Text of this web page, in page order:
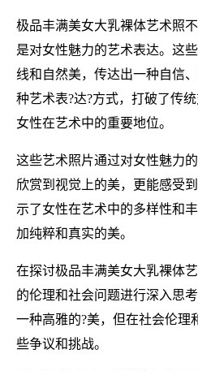
极品丰满美女大乳裸体艺术照
是对女性魅力的艺术表达。这
线和自然美，传达出一种自信
种艺术表?达?方式，打破了传
女性在艺术中的重要地位。
这些艺术照片通过对女性魅力
欣赏到视觉上的美，更能感受
示了女性在艺术中的多样性和
加纯粹和真实的美。
在探讨极品丰满美女大乳裸体
的伦理和社会问题进行深入思
一种高雅的?美，但在社会伦理
些争议和挑战。